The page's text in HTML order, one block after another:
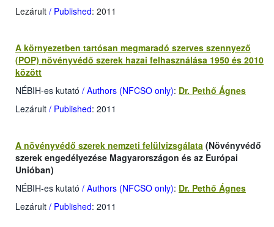
Lezárult / Published: 2011
A környezetben tartósan megmaradó szerves szennyező
(POP) növényvédő szerek hazai felhasználása 1950 és 2010
között
NÉBIH-es kutató / Authors (NFCSO only): Dr. Pethő Ágnes
Lezárult / Published: 2011
A növényvédő szerek nemzeti felülvizsgálata (Növényvédő
szerek engedélyezése Magyarországon és az Európai
Unióban)
NÉBIH-es kutató / Authors (NFCSO only): Dr. Pethő Ágnes
Lezárult / Published: 2011